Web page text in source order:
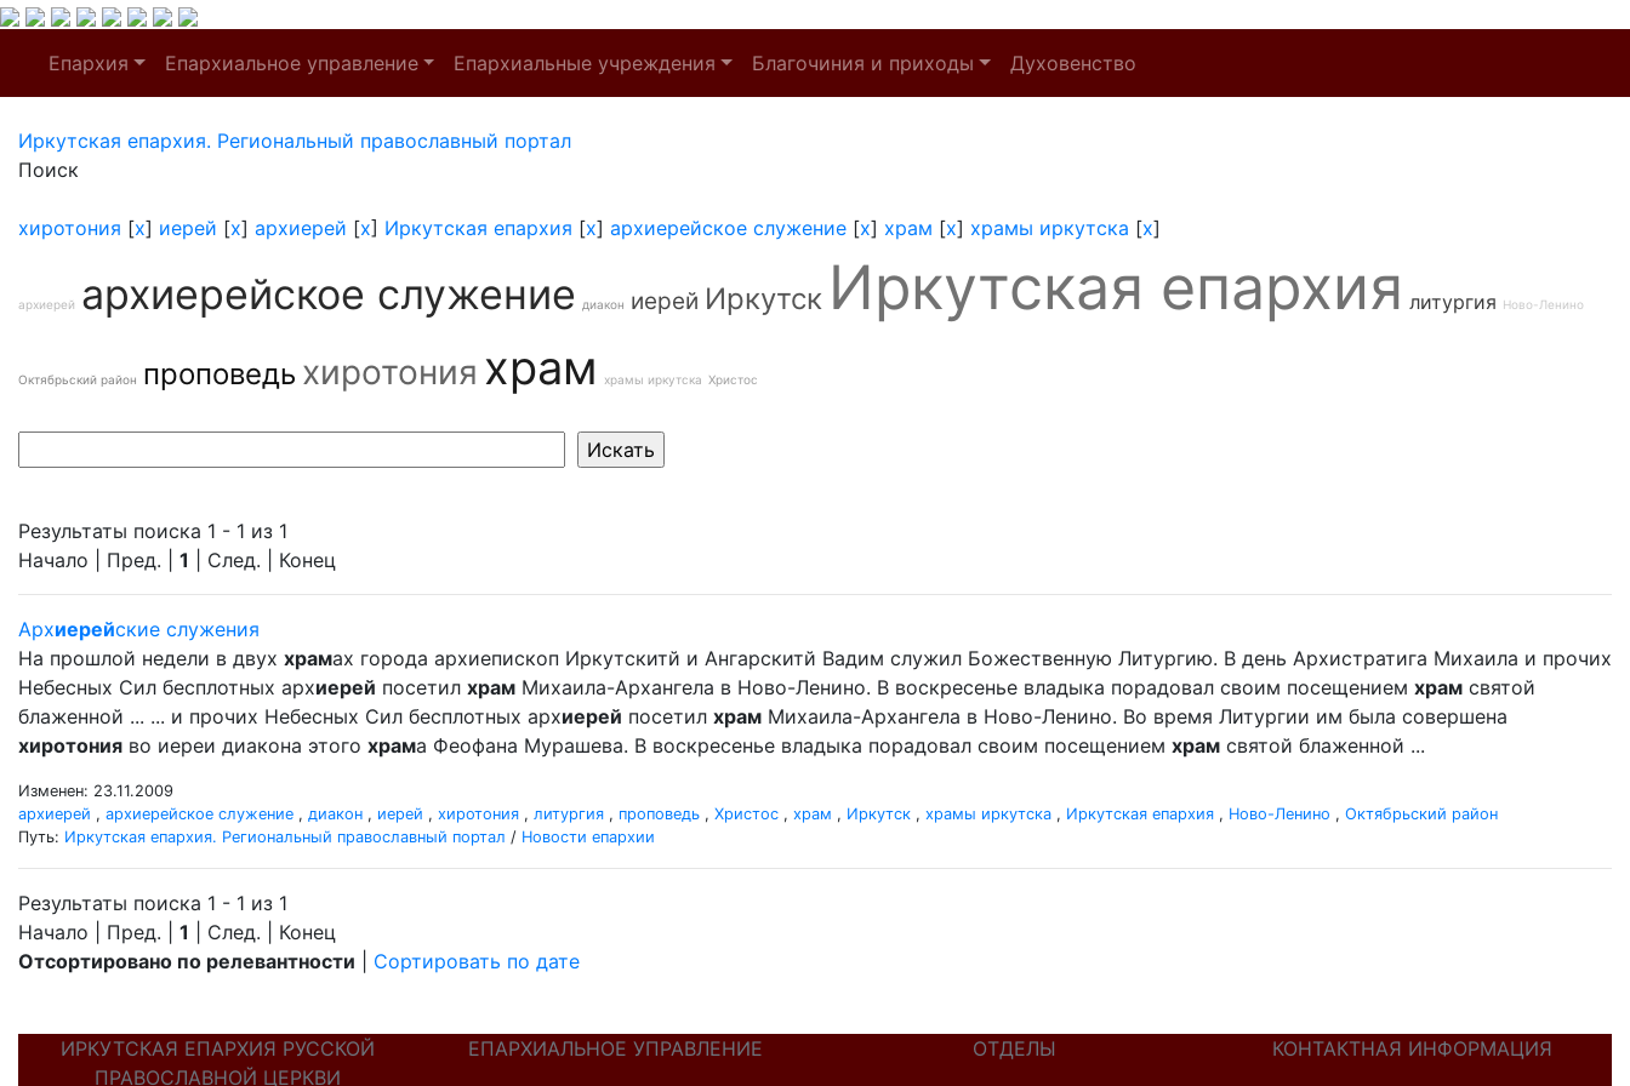
Епархия Епархиальное управление Епархиальные учреждения Благочиния и приходы Духовенство
Иркутская епархия. Региональный православный портал
Поиск
хиротония [x] иерей [x] архиерей [x] Иркутская епархия [x] архиерейское служение [x] храм [x] храмы иркутска [x]
архиерей архиерейское служение диакон иерей Иркутск Иркутская епархия литургия Ново-Ленино
Октябрьский район проповедь хиротония храм храмы иркутска Христос
Результаты поиска 1 - 1 из 1
Начало | Пред. | 1 | След. | Конец
Архиерейские служения
На прошлой недели в двух храмах города архиепископ Иркутскитй и Ангарскитй Вадим служил Божественную Литургию. В день Архистратига Михаила и прочих
Небесных Сил бесплотных архиерей посетил храм Михаила-Архангела в Ново-Ленино. В воскресенье владыка порадовал своим посещением храм святой
блаженной ... ... и прочих Небесных Сил бесплотных архиерей посетил храм Михаила-Архангела в Ново-Ленино. Во время Литургии им была совершена
хиротония во иереи диакона этого храма Феофана Мурашева. В воскресенье владыка порадовал своим посещением храм святой блаженной ...
Изменен: 23.11.2009
архиерей , архиерейское служение , диакон , иерей , хиротония , литургия , проповедь , Христос , храм , Иркутск , храмы иркутска , Иркутская епархия , Ново-Ленино , Октябрьский район
Путь: Иркутская епархия. Региональный православный портал / Новости епархии
Результаты поиска 1 - 1 из 1
Начало | Пред. | 1 | След. | Конец
Отсортировано по релевантности
Сортировать по дате
ИРКУТСКАЯ ЕПАРХИЯ РУССКОЙ
ПРАВОСЛАВНОЙ ЦЕРКВИ
ЕПАРХИАЛЬНОЕ УПРАВЛЕНИЕ ОТДЕЛЫ КОНТАКТНАЯ ИНФОРМАЦИЯ